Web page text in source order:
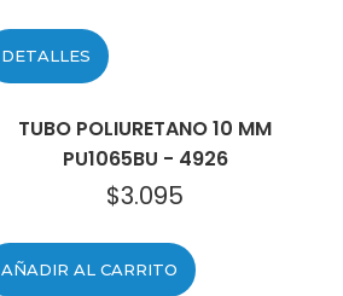
DETALLES
TUBO POLIURETANO 10 MM
PU1065BU - 4926
$3.095
AÑADIR AL CARRITO